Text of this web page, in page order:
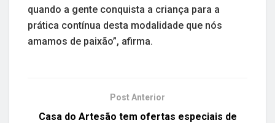
quando a gente conquista a criança para a
prática contínua desta modalidade que nós
amamos de paixão”, afirma.
Post Anterior
Casa do Artesão tem ofertas especiais de